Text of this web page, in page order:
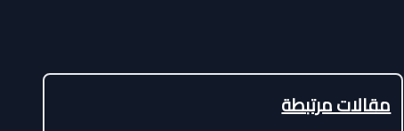
مقالات مرتبطة